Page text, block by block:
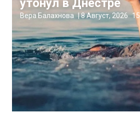
Вера Балахнова |8 Август, 2026